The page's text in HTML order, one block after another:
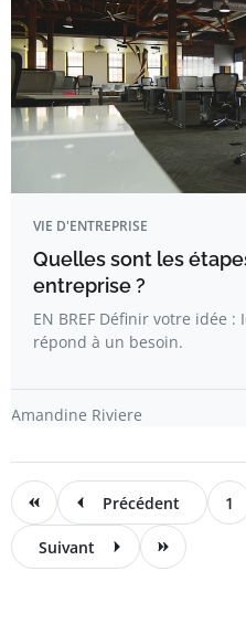
VIE D'ENTREPRISE
Quelles sont les
entreprise ?
EN BREF Définir votre idée
répond à un besoin.
Amandine Riviere
Précédent 1
Suivant